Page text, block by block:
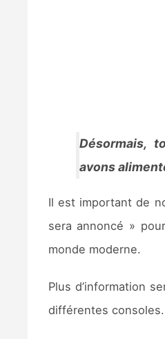
Désormais,
avons
Il est important de
sera annoncé »
monde moderne.
Plus d’information
différentes consoles.